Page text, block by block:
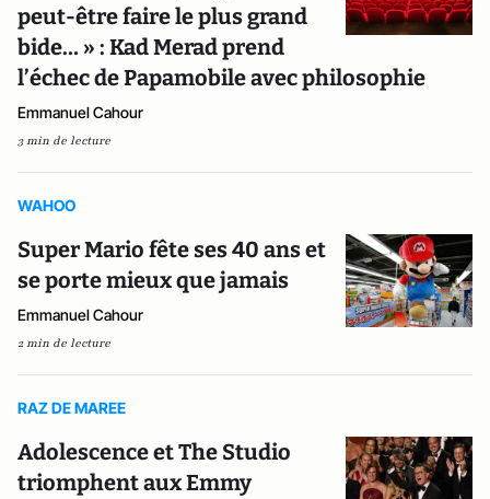
peut-être faire le plus grand
bide… » : Kad Merad prend
l’échec de Papamobile avec philosophie
Emmanuel Cahour
3 min de lecture
WAHOO
Super Mario fête ses 40 ans et
se porte mieux que jamais
Emmanuel Cahour
2 min de lecture
RAZ DE MAREE
Adolescence et The Studio
triomphent aux Emmy